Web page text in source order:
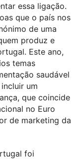
essa ligação.
que o país nos
de uma
produz e
Este ano,
temas
saudável
um
que coincide
no Euro
de marketing da
foi